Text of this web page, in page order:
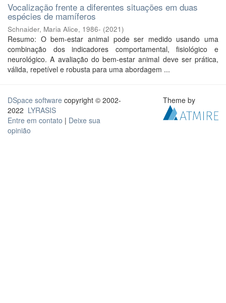
Vocalização frente a diferentes situações em duas
espécies de mamíferos
Schnaider, Maria Alice, 1986- (2021)
Resumo: O bem-estar animal pode ser medido usando uma
combinação dos indicadores comportamental, fisiológico e
neurológico. A avaliação do bem-estar animal deve ser prática,
válida, repetível e robusta para uma abordagem ...
DSpace software copyright © 2002-
2022 LYRASIS
Entre em contato | Deixe sua
opinião
Theme by